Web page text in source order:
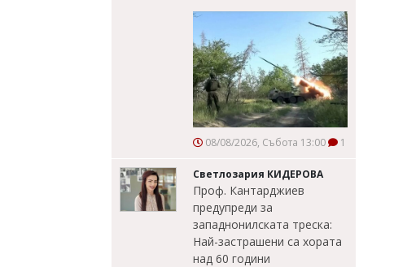
08/08/2026, Събота 13:00 1
Светлозария КИДЕРОВА
Проф. Кантарджиев
предупреди за
западнонилската треска:
Най-застрашени са хората
над 60 години